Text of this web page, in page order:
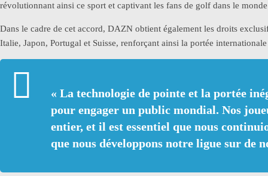
révolutionnant ainsi ce sport et captivant les fans de golf dans le
Dans le cadre de cet accord, DAZN obtient également les droits
Italie, Japon, Portugal et Suisse, renforçant ainsi la portée
« La technologie de pointe et la portée
pour engager un public mondial. Nos
entier, et il est essentiel que nous
que nous développons notre ligue sur de